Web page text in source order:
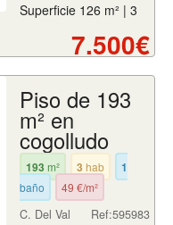
Superficie 126 m² | 3
7.500€
Piso de 193
m² en
cogolludo
193 m² 3 hab 1
baño 49 €/m²
Ref:595983
C. Del Val